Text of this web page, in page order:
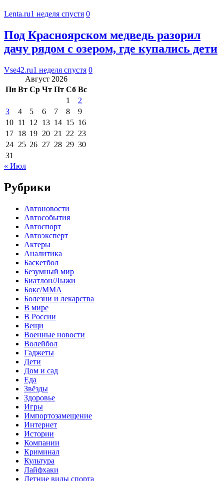
Lenta.ru1 неделя спустя 0
Под Красноярском медведь разорил
дачу рядом с озером, где купались дети
Vse42.ru1 неделя спустя 0
Август 2026
Пн Вт Ср Чт Пт Сб Вс
1
2
3
4 5 6 7 8
9
10 11 12 13 14 15 16
17 18 19 20 21 22 23
24 25 26 27 28 29 30
31
« Июл
Рубрики
Автоновости
Автособытия
Автоспорт
Автоэксперт
Актеры
Аналитика
Баскетбол
Безумный мир
Биатлон/Лыжи
Бокс/MMA
Болезни и лекарства
В мире
В России
Вещи
Военные новости
Волейбол
Гаджеты
Дети
Дом и сад
Еда
Звёзды
Здоровье
Игры
Импортозамещение
Интернет
Истории
Компании
Криминал
Культура
Лайфхаки
Летние виды спорта